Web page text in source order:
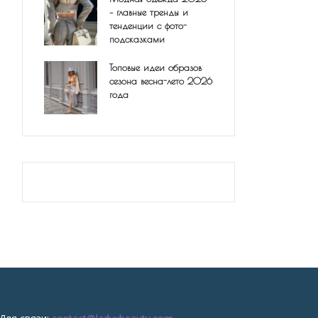
– главные тренды и
тенденции с фото-
подсказками
Топовые идеи образов
сезона весна-лето 2026
года